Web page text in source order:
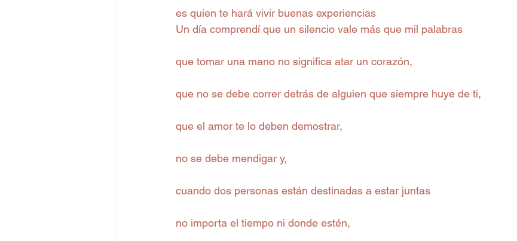
es quien te hará vivir buenas experiencias
Un día comprendí que un silencio vale más que mil palabras
que tomar una mano no significa atar un corazón,
que no se debe correr detrás de alguien que siempre huye de ti,
que el amor te lo deben demostrar,
no se debe mendigar y,
cuando dos personas están destinadas a estar juntas
no importa el tiempo ni donde estén,